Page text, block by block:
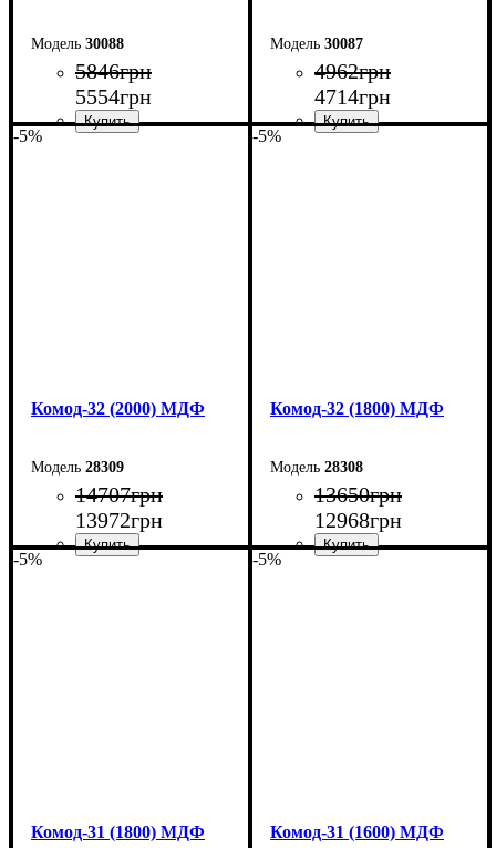
30088
5846грн
5554грн
30087
4962грн
4714грн
-5%
Комод-32 (2000) МДФ
28309
14707грн
13972грн
-5%
Комод-32 (1800) МДФ
28308
13650грн
12968грн
-5%
Комод-31 (1800) МДФ
-5%
Комод-31 (1600) МДФ